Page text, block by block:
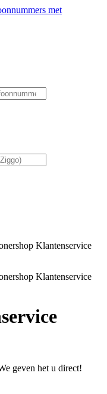
Klantenservice
Klantenservice
geven het u direct!